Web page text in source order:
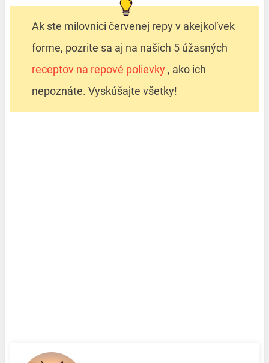
Ak ste milovníci červenej repy v akejkoľvek
forme, pozrite sa aj na našich 5 úžasných
receptov na repové polievky , ako ich
nepoznáte. Vyskúšajte všetky!